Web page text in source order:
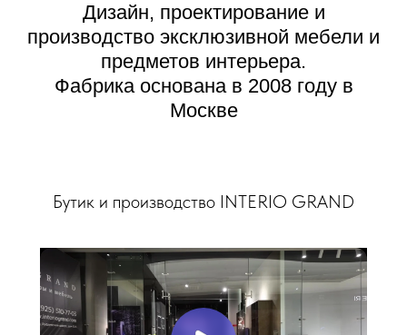
Дизайн, проектирование и
производство эксклюзивной мебели и
предметов интерьера.
Фабрика основана в 2008 году в
Москве
Бутик и производство INTERIO GRAND